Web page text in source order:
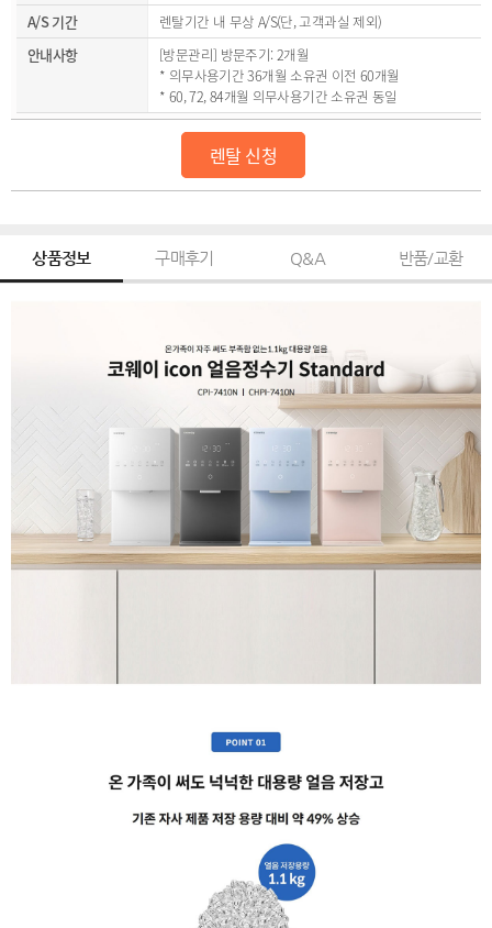
A/S 기간
렌탈기간 내 무상 A/S(단, 고객과실 제외)
안내사항
[방문관리] 방문주기: 2개월
* 의무사용기간 36개월 소유권 이전 60개월
* 60, 72, 84개월 의무사용기간 소유권 동일
렌탈 신청
상품정보 구매후기 Q&A 반품/교환